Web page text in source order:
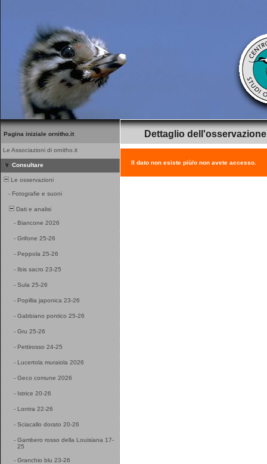
Pagina iniziale ornitho.it
Le Associazioni di ornitho.it
Consultare
Le osservazioni
- Fotografie e suoni
Dati e analisi
- Biancone 2026
- Grifone 25-26
- Peppola 25-26
- Ibis sacro 23-25
- Sula 25-26
- Popillia japonica 23-26
- Gabbiano pontico 25-26
- Gru 25-26
- Pettirosso 24-25
- Lucertola muraiola 2026
- Geco comune 2026
- Istrice 20-26
- Lontra 22-26
- Sciacallo dorato 20-26
- Gambero rosso della Louisiana 17-
25
- Granchio blu 23-26
Dettaglio dell'osservazione
Il dato non esiste più/o non avete accesso.